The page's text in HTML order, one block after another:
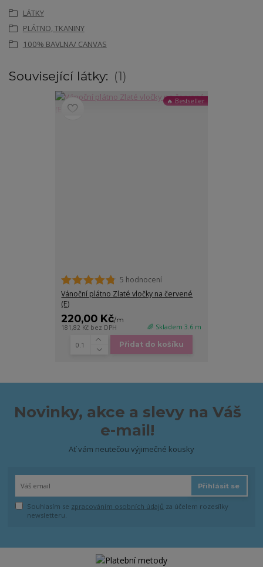
LÁTKY
PLÁTNO, TKANINY
100% BAVLNA/ CANVAS
Související látky: 1
🔥 Bestseller
5 hodnocení
Vánoční plátno Zlaté vločky na červené
(E)
220,00 Kč/m
181,82 Kč bez DPH 🌈 Skladem 3.6 m
Přidat do košíku
Novinky, akce a slevy na Váš
e-mail!
Ať vám neutečou výjimečné kousky
Přihlásit se
Souhlasím se zpracováním osobních údajů za účelem rozesílky
newsletteru.